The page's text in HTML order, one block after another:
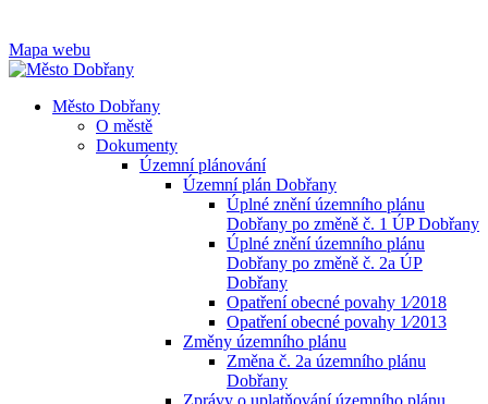
Mapa webu
Město Dobřany
O městě
Dokumenty
Územní plánování
Územní plán Dobřany
Úplné znění územního plánu
Dobřany po změně č. 1 ÚP Dobřany
Úplné znění územního plánu
Dobřany po změně č. 2a ÚP
Dobřany
Opatření obecné povahy 1⁄2018
Opatření obecné povahy 1⁄2013
Změny územního plánu
Změna č. 2a územního plánu
Dobřany
Zprávy o uplatňování územního plánu